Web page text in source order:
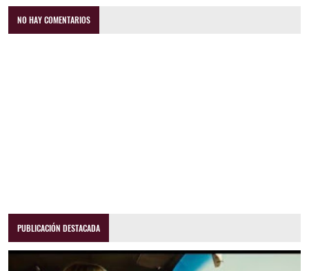
NO HAY COMENTARIOS
PUBLICACIÓN DESTACADA